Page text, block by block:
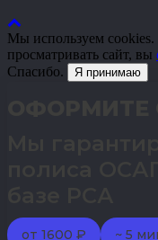
Мы используем
просматривать сайт, вы
Спасибо.
Я принимаю